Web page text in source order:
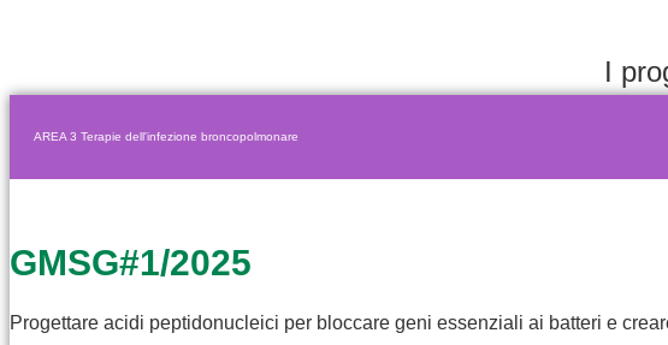
I
AREA 3 Terapie dell'infezione broncopolmonare
GMSG#1/2025
Progettare acidi peptidonucleici per bloccare geni essenziali ai batteri e